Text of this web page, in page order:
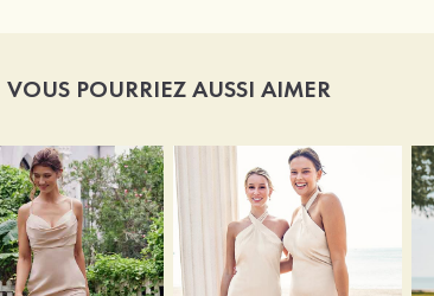
VOUS POURRIEZ AUSSI AIMER